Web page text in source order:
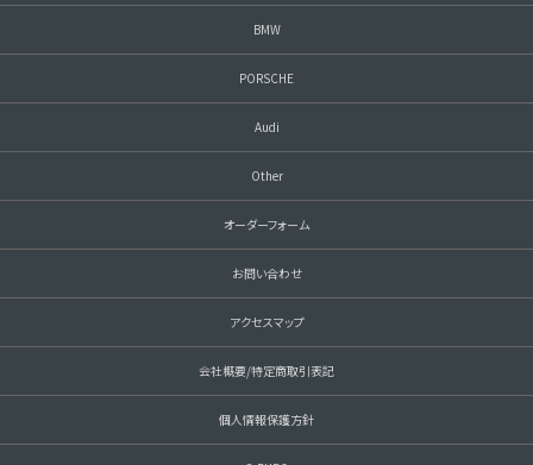
BMW
PORSCHE
Audi
Other
オーダーフォーム
お問い合わせ
アクセスマップ
会社概要/特定商取引表記
個人情報保護方針